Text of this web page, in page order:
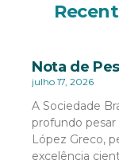
Nota de
julho 17, 2026
A Sociedade
profundo
López Greco,
excelência